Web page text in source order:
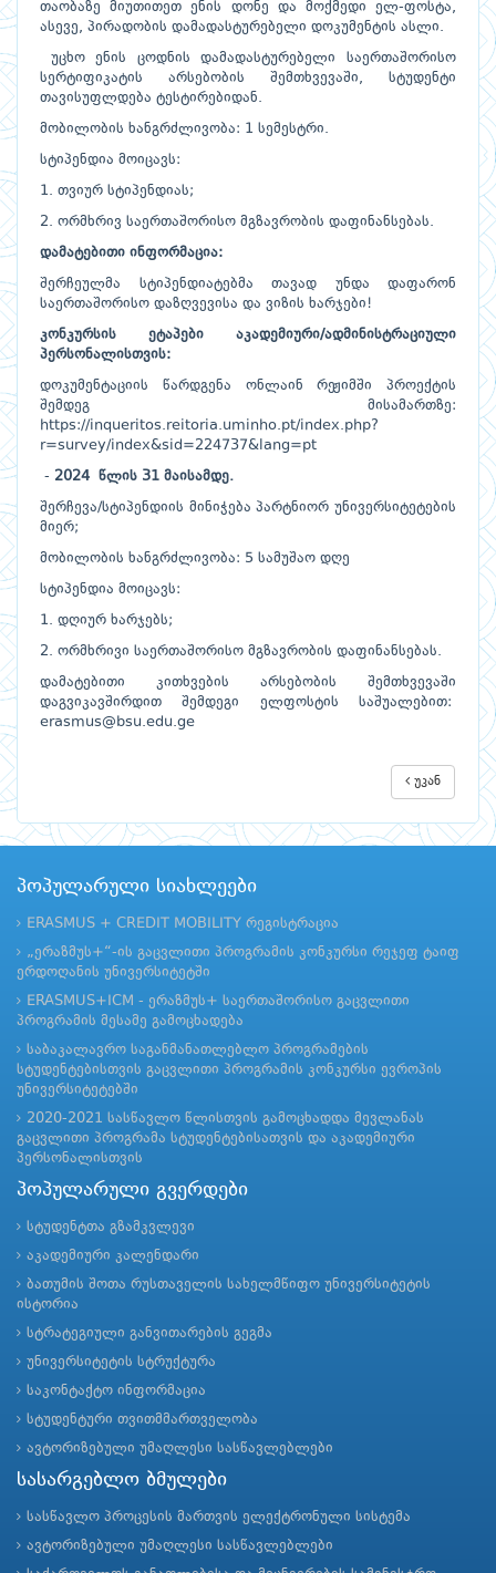
თაობაზე მიუთითეთ ენის დონე და მოქმედი ელ-ფოსტა,
ასევე, პირადობის დამადასტურებელი დოკუმენტის ასლი.
უცხო ენის ცოდნის დამადასტურებელი საერთაშორისო
სერტიფიკატის არსებობის შემთხვევაში, სტუდენტი
თავისუფლდება ტესტირებიდან.
მობილობის ხანგრძლივობა: 1 სემესტრი.
სტიპენდია მოიცავს:
1. თვიურ სტიპენდიას;
2. ორმხრივ საერთაშორისო მგზავრობის დაფინანსებას.
დამატებითი ინფორმაცია:
შერჩეულმა სტიპენდიატებმა თავად უნდა დაფარონ
საერთაშორისო დაზღვევისა და ვიზის ხარჯები!
კონკურსის ეტაპები აკადემიური/ადმინისტრაციული
პერსონალისთვის:
დოკუმენტაციის წარდგენა ონლაინ რეჟიმში პროექტის
შემდეგ მისამართზე:
https://inqueritos.reitoria.uminho.pt/index.php?
r=survey/index&sid=224737&lang=pt
- 2024 წლის 31 მაისამდე.
შერჩევა/სტიპენდიის მინიჭება პარტნიორ უნივერსიტეტების
მიერ;
მობილობის ხანგრძლივობა: 5 სამუშაო დღე
სტიპენდია მოიცავს:
1. დღიურ ხარჯებს;
2. ორმხრივი საერთაშორისო მგზავრობის დაფინანსებას.
დამატებითი კითხვების არსებობის შემთხვევაში
დაგვიკავშირდით შემდეგი ელფოსტის საშუალებით:
erasmus@bsu.edu.ge
უკან
პოპულარული სიახლეები
ERASMUS + CREDIT MOBILITY რეგისტრაცია
„ერაზმუს+“-ის გაცვლითი პროგრამის კონკურსი რეჯეფ ტაიფ
ერდოღანის უნივერსიტეტში
ERASMUS+ICM - ერაზმუს+ საერთაშორისო გაცვლითი
პროგრამის მესამე გამოცხადება
საბაკალავრო საგანმანათლებლო პროგრამების
სტუდენტებისთვის გაცვლითი პროგრამის კონკურსი ევროპის
უნივერსიტეტებში
2020-2021 სასწავლო წლისთვის გამოცხადდა მევლანას
გაცვლითი პროგრამა სტუდენტებისათვის და აკადემიური
პერსონალისთვის
პოპულარული გვერდები
სტუდენტთა გზამკვლევი
აკადემიური კალენდარი
ბათუმის შოთა რუსთაველის სახელმწიფო უნივერსიტეტის
ისტორია
სტრატეგიული განვითარების გეგმა
უნივერსიტეტის სტრუქტურა
საკონტაქტო ინფორმაცია
სტუდენტური თვითმმართველობა
ავტორიზებული უმაღლესი სასწავლებლები
სასარგებლო ბმულები
სასწავლო პროცესის მართვის ელექტრონული სისტემა
ავტორიზებული უმაღლესი სასწავლებლები